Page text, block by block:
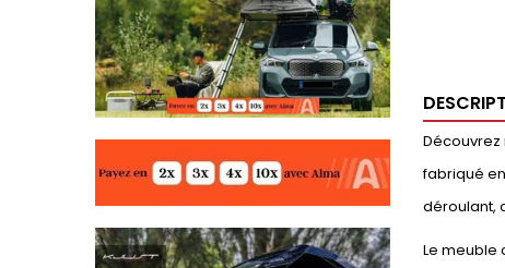
fabriqué
déroulant,
Le meuble